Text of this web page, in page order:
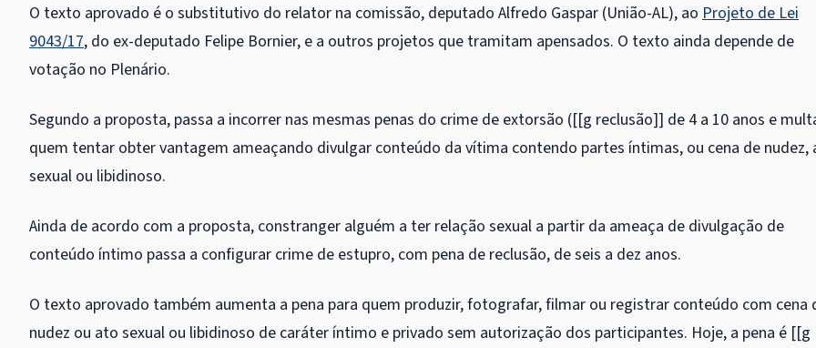
O texto aprovado é o substitutivo do relator na comissão, deputado Alfredo Gaspar (União-AL), ao Projeto de Lei
9043/17, do ex-deputado Felipe Bornier, e a outros projetos que tramitam apensados. O texto ainda depende de
votação no Plenário.
Segundo a proposta, passa a incorrer nas mesmas penas do crime de extorsão ([[g reclusão]] de 4 a 10 anos e
quem tentar obter vantagem ameaçando divulgar conteúdo da vítima contendo partes íntimas, ou cena de nudez,
sexual ou libidinoso.
Ainda de acordo com a proposta, constranger alguém a ter relação sexual a partir da ameaça de divulgação de
conteúdo íntimo passa a configurar crime de estupro, com pena de reclusão, de seis a dez anos.
O texto aprovado também aumenta a pena para quem produzir, fotografar, filmar ou registrar conteúdo com cena
nudez ou ato sexual ou libidinoso de caráter íntimo e privado sem autorização dos participantes. Hoje, a pena é [[g